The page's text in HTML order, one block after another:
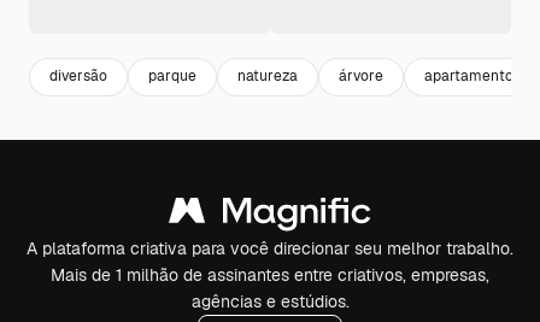
diversão parque natureza árvore apartamento
A plataforma criativa para você direcionar seu melhor trabalho.
Mais de 1 milhão de assinantes entre criativos, empresas,
agências e estúdios.